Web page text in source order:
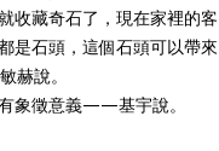
收藏奇石了，現在家裡的客
是石頭，這個石頭可以帶來
赫說。
象徵意義——基宇說。